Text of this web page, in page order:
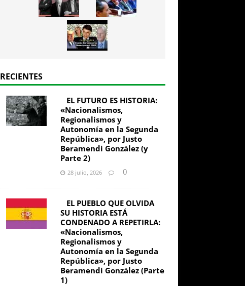
RECIENTES
EL FUTURO ES HISTORIA:
«Nacionalismos,
Regionalismos y
Autonomía en la Segunda
República», por Justo
Beramendi González (y
Parte 2)
28 julio, 2026 0
EL PUEBLO QUE OLVIDA
SU HISTORIA ESTÁ
CONDENADO A REPETIRLA:
«Nacionalismos,
Regionalismos y
Autonomía en la Segunda
República», por Justo
Beramendi González (Parte
1)